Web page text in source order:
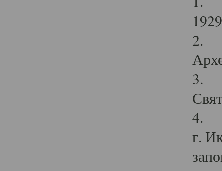
2.
3.
4.
г.